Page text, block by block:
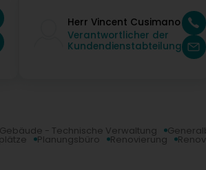
Herr Vincent Cusimano
Verantwortlicher der
Kundendienstabteilung
Gebäude - Technische Verwaltung
Planungsbüro Renovierung